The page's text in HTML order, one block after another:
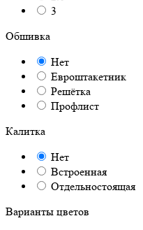
3
Обшивка
Нет
Евроштакетник
Решётка
Профлист
Калитка
Нет
Встроенная
Отдельностоящая
Варианты цветов